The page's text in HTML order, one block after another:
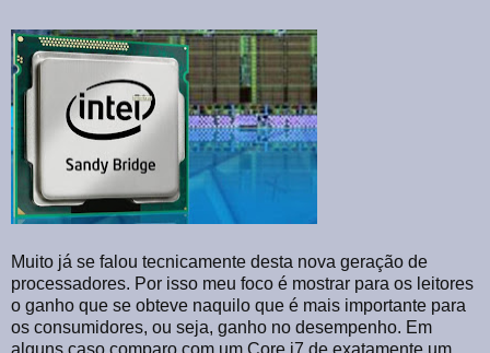
Muito já se falou tecnicamente desta nova geração de
processadores. Por isso meu foco é mostrar para os leitores
o ganho que se obteve naquilo que é mais importante para
os consumidores, ou seja, ganho no desempenho. Em
alguns caso comparo com um Core i7 de exatamente um